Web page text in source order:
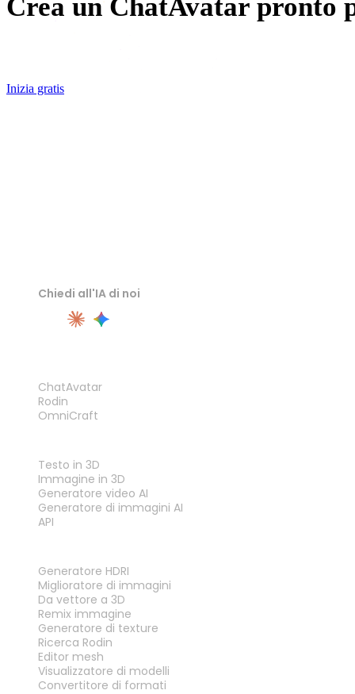
Crea un ChatAvatar pronto
Inizia gratis
Chiedi all'IA di noi
ChatAvatar
Rodin
OmniCraft
Testo in 3D
Immagine in 3D
Generatore video AI
Generatore di immagini AI
API
Generatore HDRI
Miglioratore di immagini
Da vettore a 3D
Remix immagine
Generatore di texture
Ricerca Rodin
Editor mesh
Visualizzatore di modelli
Convertitore di formati